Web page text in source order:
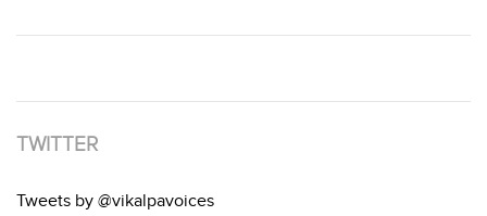
TWITTER
Tweets by @vikalpavoices